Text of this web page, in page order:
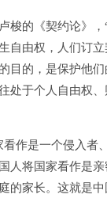
的《契约论》，
自由权，人们订
目的，是保护他
处于个人自由权
是一个侵入者
人将国家看作
的家长。这就